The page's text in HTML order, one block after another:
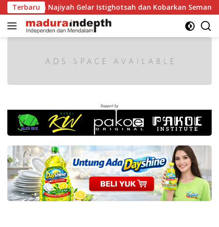
Langsung
ke
konten
TerbaruNajiyah Gelar Istighotsah dan Kobarkan Semangat